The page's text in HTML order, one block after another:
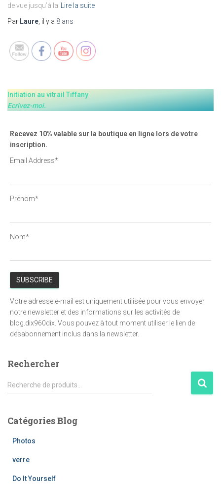
de vue jusqu’à la
Lire la suite
Par Laure , il y a 8 ans
Initiation au vitrail Tiffany
Ecrivez-moi.
Recevez 10% valable sur la boutique en ligne lors de votre
inscription.
Email Address*
Prénom*
Nom*
Votre adresse e-mail est uniquement utilisée pour vous envoyer
notre newsletter et des informations sur les activités de
blog.dix960dix. Vous pouvez à tout moment utiliser le lien de
désabonnement inclus dans la newsletter.
Rechercher
R
e
e
Recherche de produits…
Catégories Blog
Photos
verre
Do It Yourself